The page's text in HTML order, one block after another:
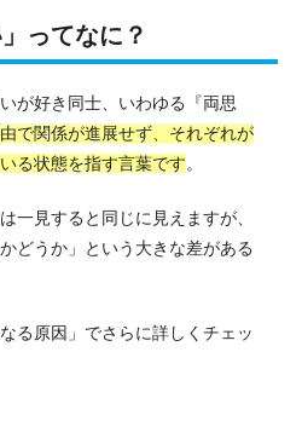
ってなに？
が好き同士、いわゆる『両思
で関係が進展せず、それぞれが
る状態を指す言葉です。
一見すると同じに見えますが、
どうか」という大きな差がある
る原因」でさらに詳しくチェッ